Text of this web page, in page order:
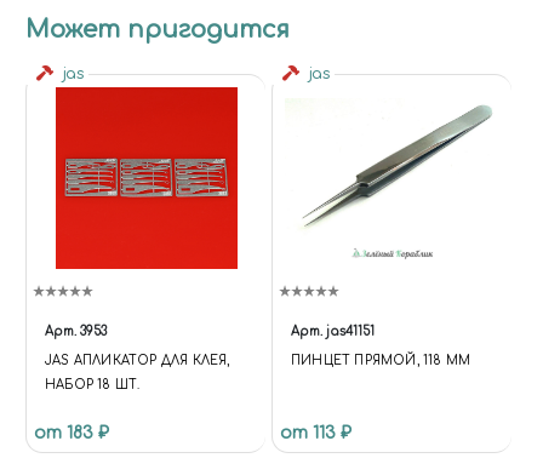
Может пригодится
jas
Арт. 3953
JAS АПЛИКАТОР ДЛЯ КЛЕЯ,
НАБОР 18 ШТ.
от 183 ₽
jas
Арт. jas41151
ПИНЦЕТ ПРЯМОЙ, 118 ММ
от 113 ₽